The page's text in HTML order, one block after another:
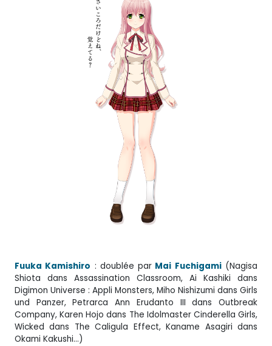
Fuuka Kamishiro : doublée par Mai Fuchigami(Nagisa
Shiota dans Assassination Classroom, Ai Kashiki dans
Digimon Universe : Appli Monsters, Miho Nishizumi dans Girls
und Panzer, Petrarca Ann Erudanto III dans Outbreak
Company, Karen Hojo dans The Idolmaster Cinderella Girls,
Wicked dans The Caligula Effect, Kaname Asagiri dans
Okami Kakushi…)